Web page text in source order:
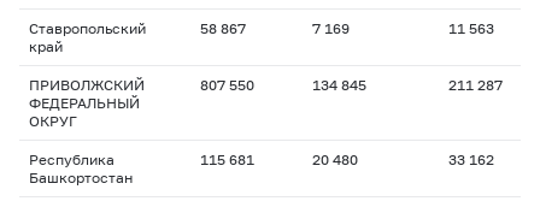
Ставропольский
край
58 867 7 169 11 563
ПРИВОЛЖСКИЙ
ФЕДЕРАЛЬНЫЙ
ОКРУГ
807 550 134 845 211 287
Республика
Башкортостан
115 681 20 480 33 162